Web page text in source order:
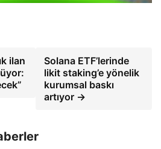
ilan
Solana ETF’lerinde
likit staking’e yönelik
kurumsal baskı
artıyor →